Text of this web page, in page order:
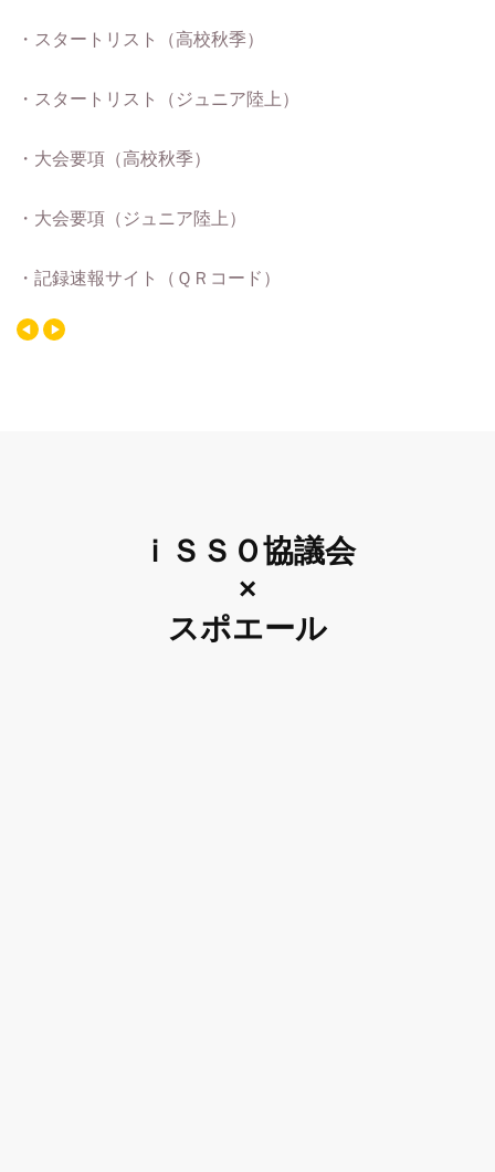
・スタートリスト（高校秋季）
・スタートリスト（ジュニア陸上）
・大会要項（高校秋季）
・大会要項（ジュニア陸上）
・記録速報サイト（ＱＲコード）
ｉＳＳＯ協議会
×
スポエール